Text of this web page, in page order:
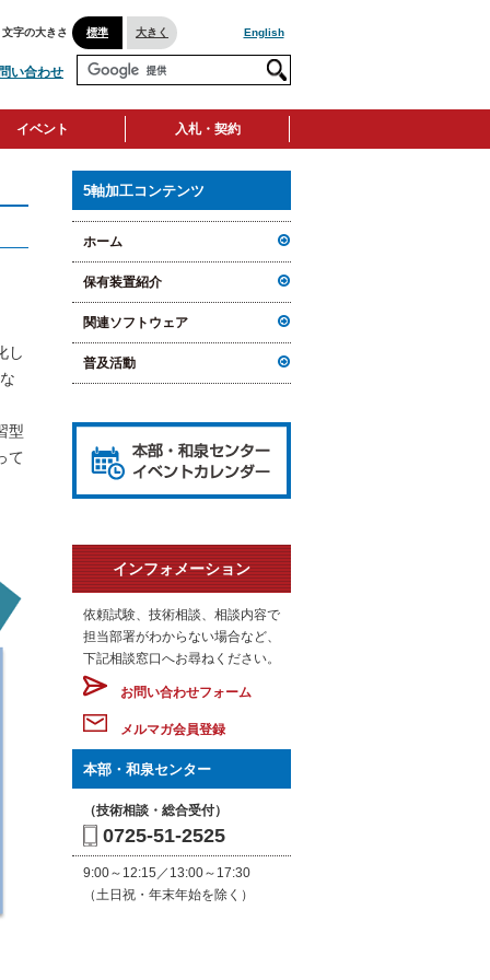
標準 大きく English
文字の大きさ
い合わせ
イベント 入札・契約
し
型
て
5軸加工コンテンツ
ホーム
保有装置紹介
関連ソフトウェア
普及活動
インフォメーション
依頼試験、技術相談、相談内容で
担当部署がわからない場合など、
下記相談窓口へお尋ねください。
お問い合わせフォーム
メルマガ会員登録
本部・和泉センター
（技術相談・総合受付）
0725-51-2525
9:00～12:15／13:00～17:30
（土日祝・年末年始を除く）